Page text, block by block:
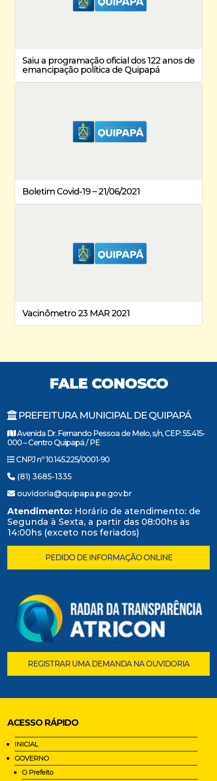
Saiu a programação oficial dos 122 anos de
emancipação política de Quipapá
Boletim Covid-19 – 21/06/2021
Vacinômetro 23 MAR 2021
FALE CONOSCO
PREFEITURA MUNICIPAL DE QUIPAPÁ
Avenida Dr. Fernando Pessoa de Melo, s/n, CEP: 55.415-
000 – Centro Quipapá / PE
CNPJ nº 10.145.225/0001-90
(81) 3685-1335
ouvidoria@quipapa.pe.gov.br
Atendimento: Horário de atendimento: de
Segunda à Sexta, a partir das 08:00hs às
14:00hs (exceto nos feriados)
PEDIDO DE INFORMAÇÃO ONLINE
REGISTRAR UMA DEMANDA NA OUVIDORIA
ACESSO RÁPIDO
INICIAL
GOVERNO
O Prefeito